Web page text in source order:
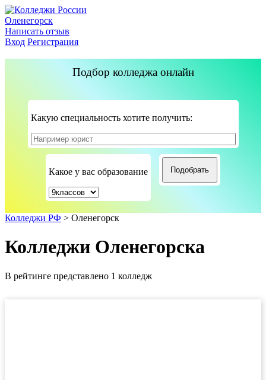
Оленегорск
Написать отзыв
Вход Регистрация
Подбор колледжа онлайн
Какую специальность хотите получить:
Какое у вас образование
Колледжи РФ > Оленегорск
Колледжи Оленегорска
В рейтинге представлено 1 колледж